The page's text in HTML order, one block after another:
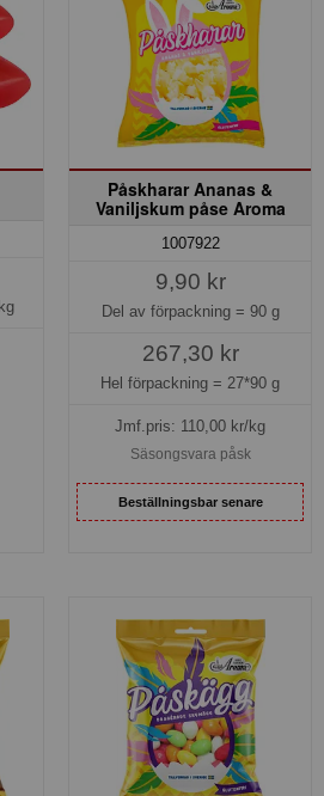
Påskharar Ananas &
Vaniljskum påse Aroma
1007922
9,90 kr
Del av förpackning = 90 g
267,30 kr
Hel förpackning = 27*90 g
Jmf.pris: 110,00 kr/kg
Säsongsvara påsk
Beställningsbar senare